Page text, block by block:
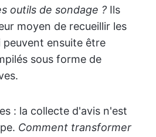
outils de sondage ? Ils
moyen de recueillir les
peuvent ensuite être
sous forme de
: la collecte d'avis n'est
Comment transformer